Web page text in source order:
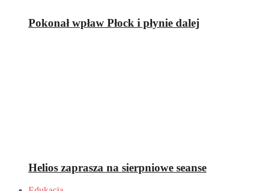
Pokonał wpław Płock i płynie dalej
Helios zaprasza na sierpniowe seanse